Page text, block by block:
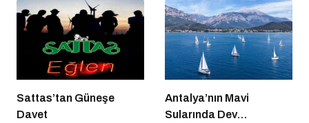
Sattas’tan Güneşe
Davet
Antalya’nın Mavi
Sularında Dev